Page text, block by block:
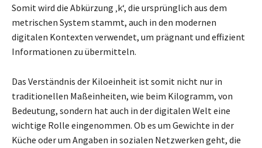
Somit wird die Abkürzung ‚k‘, die ursprünglich aus dem
metrischen System stammt, auch in den modernen
digitalen Kontexten verwendet, um prägnant und effizient
Informationen zu übermitteln.
Das Verständnis der Kiloeinheit ist somit nicht nur in
traditionellen Maßeinheiten, wie beim Kilogramm, von
Bedeutung, sondern hat auch in der digitalen Welt eine
wichtige Rolle eingenommen. Ob es um Gewichte in der
Küche oder um Angaben in sozialen Netzwerken geht, die